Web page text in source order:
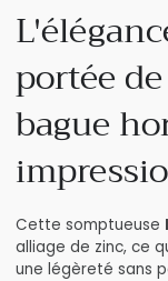
portée
bague
Cette somptueuse
alliage de zinc, ce
une légèreté sans